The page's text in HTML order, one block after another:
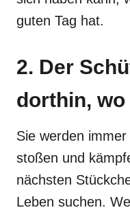
guten Tag hat.
2. Der
dorthin,
Sie werden
stoßen und
nächsten
Leben suchen.